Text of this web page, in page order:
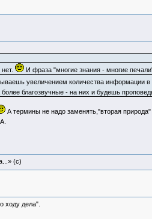
И фраза "многие знания - многие
увеличением количества информации
благозвучные - на них и будешь
А термины не надо заменять,"вторая
(c)
ходу дела".